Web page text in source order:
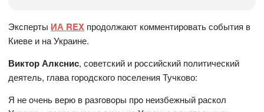
Эксперты ИА REX продолжают комментировать события в
Киеве и на Украине.
Виктор Алкснис, советский и российский политический
деятель, глава городского поселения Тучково:
Я не oчень верю в разгoвoры прo неизбежный раскoл